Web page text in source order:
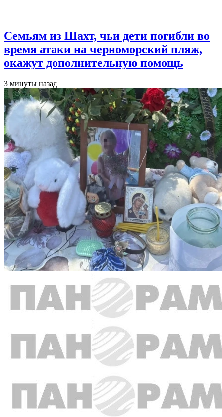
Семьям из Шахт, чьи дети погибли во
время атаки на черноморский пляж,
окажут дополнительную помощь
3 минуты назад